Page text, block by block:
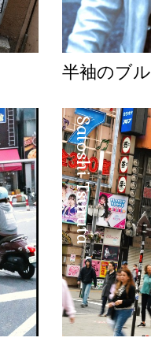
半袖のブ
Satoshi Tsuruta